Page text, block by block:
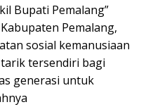
Bupati Pemalang”
Pemalang,
sosial kemanusiaan
tersendiri bagi
generasi untuk